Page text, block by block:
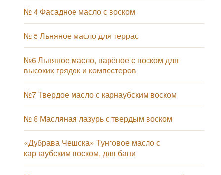
№ 4 Фасадное масло с воском
№ 5 Льняное масло для террас
№6 Льняное масло, варёное с воском для
высоких грядок и компостеров
№7 Твердое масло с карнаубским воском
№ 8 Масляная лазурь с твердым воском
«Дубрава Чешска» Тунговое масло с
карнаубским воском, для бани